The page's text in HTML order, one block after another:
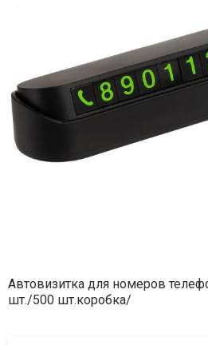
Автовизитка для номеров
шт./500 шт.коробка/